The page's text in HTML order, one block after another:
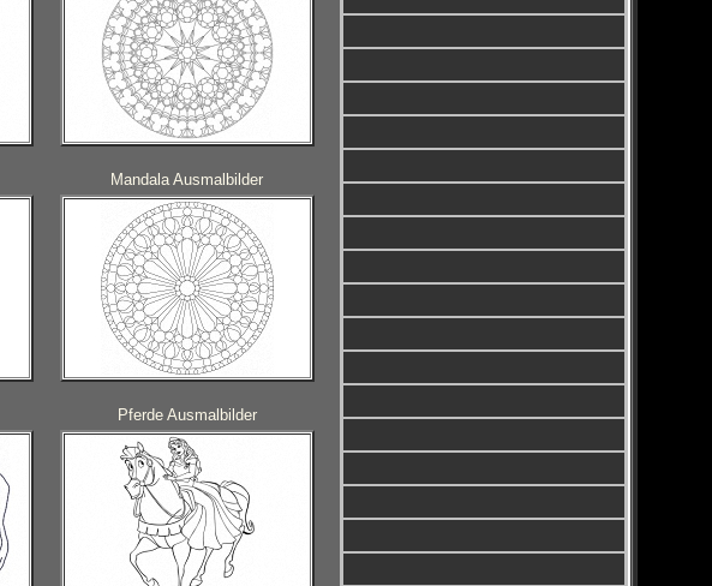
Mandala Ausmalbilder
Pferde Ausmalbilder